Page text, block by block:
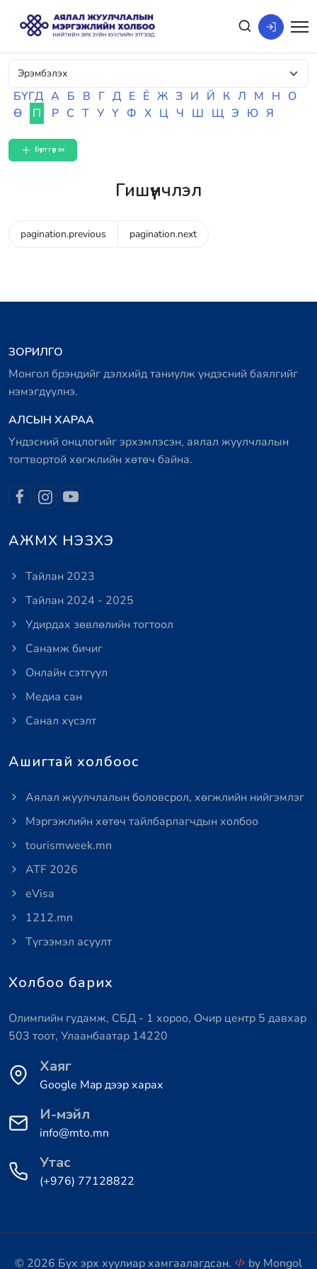
БҮГД А Б В Г Д Е Ё Ж З И Й К Л М Н О
Ө
П Р С Т У Ү Ф Х Ц Ч Ш Щ Э Ю Я
Бүртгүүлэх
Гишүүнчлэл
pagination.previous pagination.next
ЗОРИЛГО
Монгол брэндийг дэлхийд таниулж үндэсний баялгийг
нэмэгдүүлнэ.
АЛСЫН ХАРАА
Үндэсний онцлогийг эрхэмлэсэн, аялал жуулчлалын
тогтвортой хөгжлийн хөтөч байна.
АЖМХ НЭЗХЭ
Тайлан 2023
Тайлан 2024 - 2025
Удирдах зөвлөлийн тогтоол
Санамж бичиг
Онлайн сэтгүүл
Медиа сан
Санал хүсэлт
Ашигтай холбоос
Аялал жуулчлалын боловсрол, хөгжлийн нийгэмлэг
Мэргэжлийн хөтөч тайлбарлагчдын холбоо
tourismweek.mn
ATF 2026
eVisa
1212.mn
Түгээмэл асуулт
Холбоо барих
Олимпийн гудамж, СБД - 1 хороо, Очир центр 5 давхар
503 тоот, Улаанбаатар 14220
Хаяг
Google Map дээр харах
И-мэйл
info@mto.mn
Утас
(+976) 77128822
© 2026 Бүх эрх хуулиар хамгаалагдсан. by Mongol